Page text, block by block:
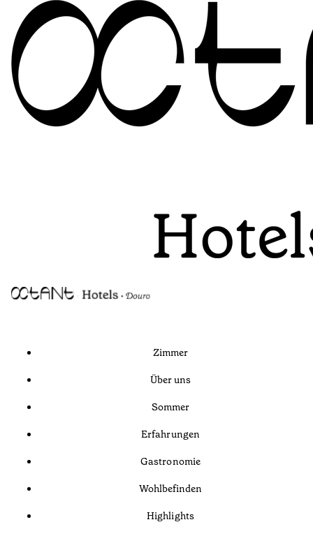
Zimmer
Über uns
Sommer
Erfahrungen
Gastronomie
Wohlbefinden
Highlights